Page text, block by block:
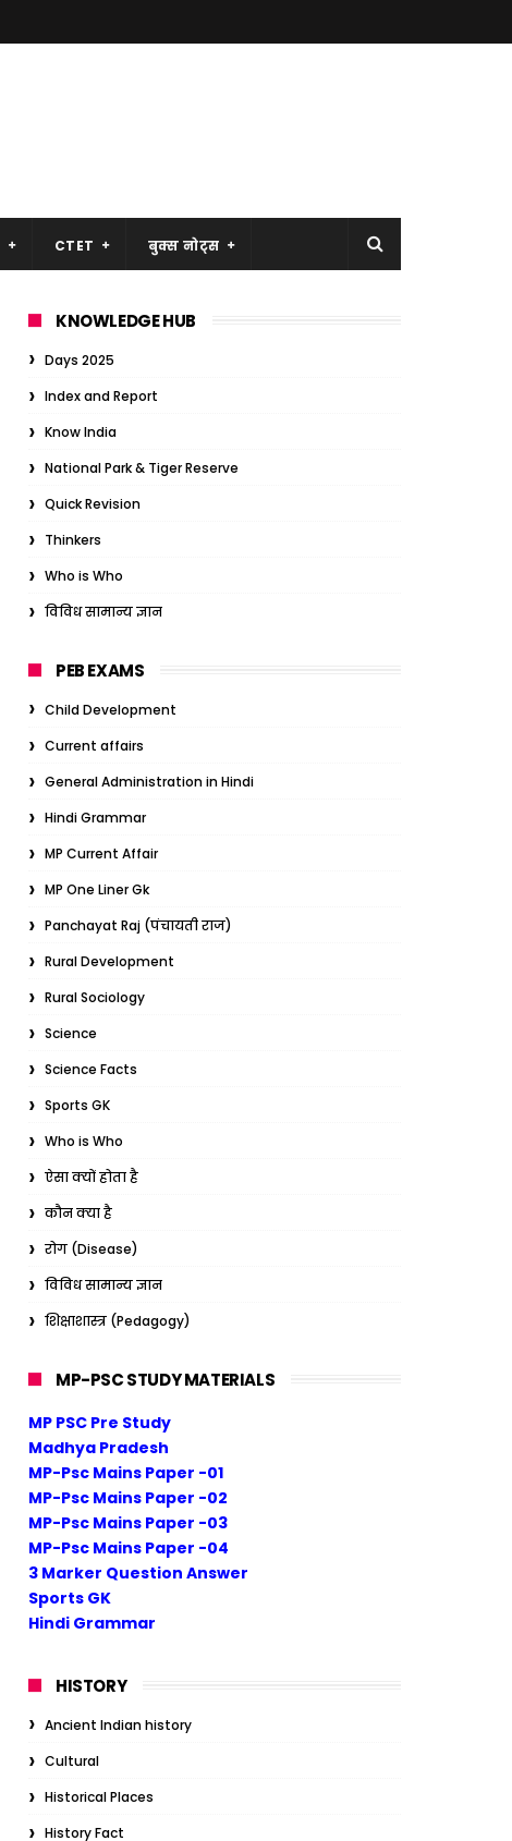
CTET बुक्स नोट्स
KNOWLEDGE HUB
Days 2025
Index and Report
Know India
National Park & Tiger Reserve
Quick Revision
Thinkers
Who is Who
विविध सामान्य ज्ञान
PEB EXAMS
Child Development
Current affairs
General Administration in Hindi
Hindi Grammar
MP Current Affair
MP One Liner Gk
Panchayat Raj (पंचायती राज)
Rural Development
Rural Sociology
Science
Science Facts
Sports GK
Who is Who
ऐसा क्यों होता है
कौन क्या है
रोग (Disease)
विविध सामान्य ज्ञान
शिक्षाशास्त्र (Pedagogy)
MP-PSC STUDY MATERIALS
MP PSC Pre Study
Madhya Pradesh
MP-Psc Mains Paper -01
MP-Psc Mains Paper -02
MP-Psc Mains Paper -03
MP-Psc Mains Paper -04
3 Marker Question Answer
Sports GK
Hindi Grammar
HISTORY
Ancient Indian history
Cultural
Historical Places
History Fact